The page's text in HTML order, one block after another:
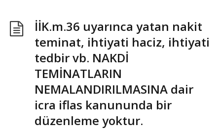
İİK.m.36 uyarınca yatan nakit
teminat, ihtiyati haciz, ihtiyati
tedbir vb. NAKDİ
TEMİNATLARIN
NEMALANDIRILMASINA dair
icra iflas kanununda bir
düzenleme yoktur.